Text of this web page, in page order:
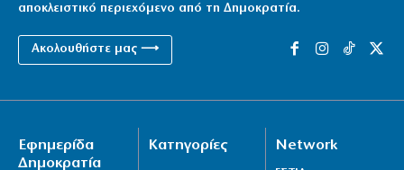
αποκλειστικό περιεχόμενο από τη Δημοκρατία.
Ακολουθήστε μας ⟶
Εφημερίδα
Δημοκρατία
Κατηγορίες Network